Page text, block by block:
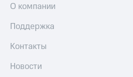
О компании
Поддержка
Контакты
Новости